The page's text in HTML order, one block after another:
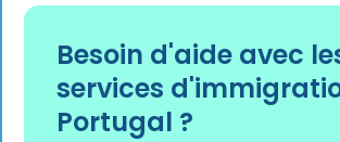
Pour les demandes de
standard, le délai de décision de
généralement de neuf mois, les
prolongation étant limitées.
Besoin d'aide avec
services
Portugal ?